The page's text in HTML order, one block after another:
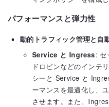
パフォーマンスと弾力性
動的トラフィック管理と自
Service と Ingress: セ
ドロビンなどのインテ
シーと Service と
ーマンスを最適化し、
させます。また、